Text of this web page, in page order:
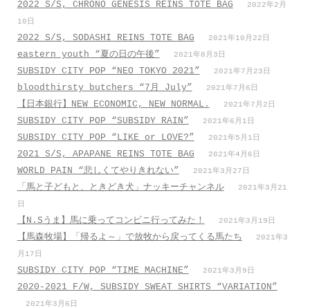
2022 S/S, CHRONO GENESIS REINS TOTE BAG
2022年2月
10日
2022 S/S, SODASHI REINS TOTE BAG 2021年10月22日
eastern youth “夏の日の午後” 2021年8月3日
SUBSIDY CITY POP “NEO TOKYO 2021” 2021年7月23日
bloodthirsty butchers “7月_July” 2021年7月6日
【日本銀行】NEW ECONOMIC, NEW NORMAL. 2021年7月2日
SUBSIDY CITY POP “SUBSIDY RAIN” 2021年6月1日
SUBSIDY CITY POP “LIKE or LOVE?” 2021年5月1日
2021 S/S, APAPANE REINS TOTE BAG 2021年4月6日
WORLD PAIN “悲しくてやりきれない” 2021年3月27日
「馬と子どもと、ときどき犬」ナッキーチャンネル
2021年3月21
日
【N.Sうま】馬に乗ってコンビニ行ってみた！ 2021年3月19日
【馬森牧場】「帰るよ～」で放牧から戻ってくる馬たち
2021年3
月17日
SUBSIDY CITY POP “TIME MACHINE” 2021年3月9日
2020-2021 F/W, SUBSIDY SWEAT SHIRTS “VARIATION”
2021年3月6日